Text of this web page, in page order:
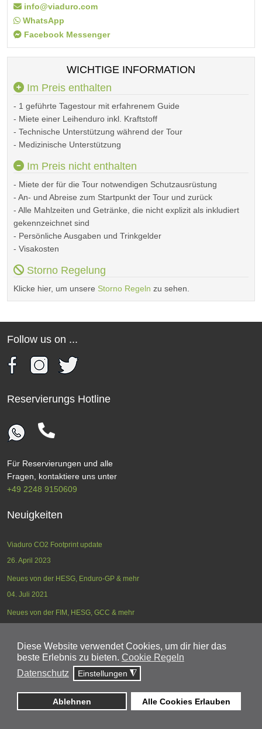
Diese Website verwendet Cookies, um dir hier das
beste Erlebnis zu bieten. Cookie Regeln
Datenschutz
Einstellungen ◮
Ablehnen Alle Cookies Erlauben
info@viaduro.com
WhatsApp
Facebook Messenger
WICHTIGE INFORMATION
Im Preis enthalten
- 1 geführte Tagestour mit erfahrenem Guide
- Miete einer Leihenduro inkl. Kraftstoff
- Technische Unterstützung während der Tour
- Medizinische Unterstützung
Im Preis nicht enthalten
- Miete der für die Tour notwendigen Schutzausrüstung
- An- und Abreise zum Startpunkt der Tour und zurück
- Alle Mahlzeiten und Getränke, die nicht explizit als inkludiert
gekennzeichnet sind
- Persönliche Ausgaben und Trinkgelder
- Visakosten
Storno Regelung
Klicke hier, um unsere Storno Regeln zu sehen.
Follow us on ...
Reservierungs Hotline
Für Reservierungen und alle
Fragen, kontaktiere uns unter
+49 2248 9150609
Neuigkeiten
Viaduro CO2 Footprint update
26. April 2023
Neues von der HESG, Enduro-GP & mehr
04. Juli 2021
Neues von der FIM, HESG, GCC & mehr
KONTAKT REISEINFORMATIONEN
DATENSCHUTZ
IMPRESSUM